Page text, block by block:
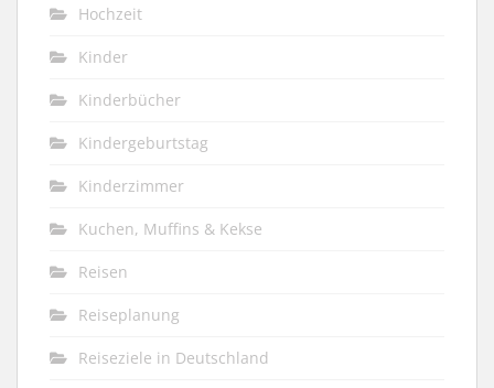
Hochzeit
Kinder
Kinderbücher
Kindergeburtstag
Kinderzimmer
Kuchen, Muffins & Kekse
Reisen
Reiseplanung
Reiseziele in Deutschland